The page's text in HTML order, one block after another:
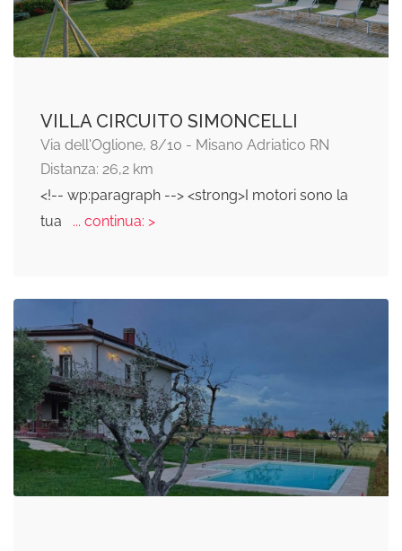
VILLA CIRCUITO SIMONCELLI
Via dell'Oglione, 8/10 - Misano Adriatico RN
Distanza: 26,2 km
<!-- wp:paragraph --> <strong>I motori sono la
tua
... continua: >